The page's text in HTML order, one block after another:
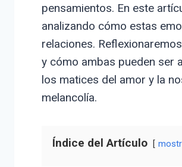
pensamientos. En este
analizando cómo estas
relaciones.
y cómo ambas pueden ser
los matices del amor y la
melancolía.
Índice del Artículo